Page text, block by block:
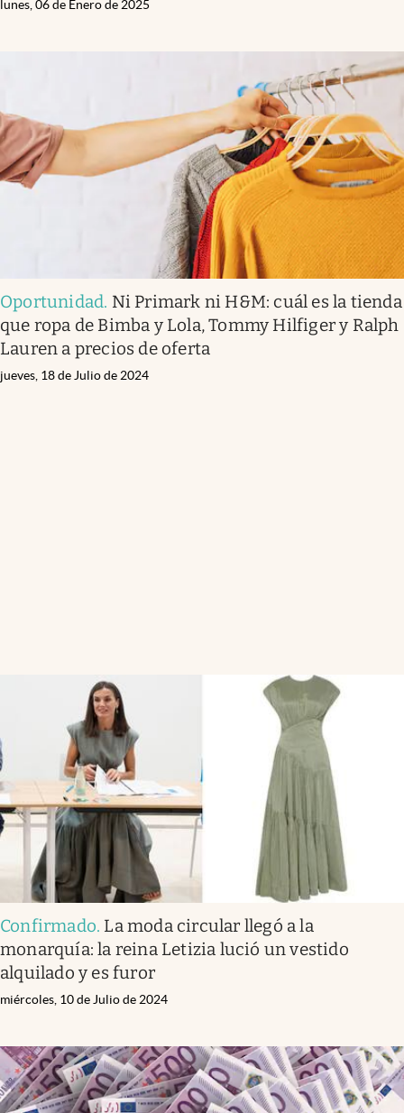
lunes, 06 de Enero de 2025
Oportunidad. Ni Primark ni H&M: cuál es la tienda
que ropa de Bimba y Lola, Tommy Hilfiger y Ralph
Lauren a precios de oferta
jueves, 18 de Julio de 2024
Confirmado. La moda circular llegó a la
monarquía: la reina Letizia lució un vestido
alquilado y es furor
miércoles, 10 de Julio de 2024